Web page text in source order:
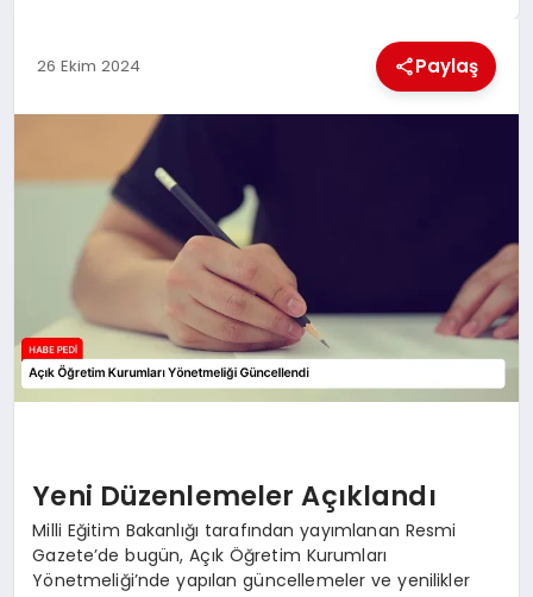
SPOR & FITNESS
EKONOMI
TEKNOLOJI
26 Ekim 2024 Paylaş
Yeni Düzenlemeler Açıklandı
Milli Eğitim Bakanlığı tarafından yayımlanan Resmi
Gazete’de bugün, Açık Öğretim Kurumları
Yönetmeliği’nde yapılan güncellemeler ve yenilikler